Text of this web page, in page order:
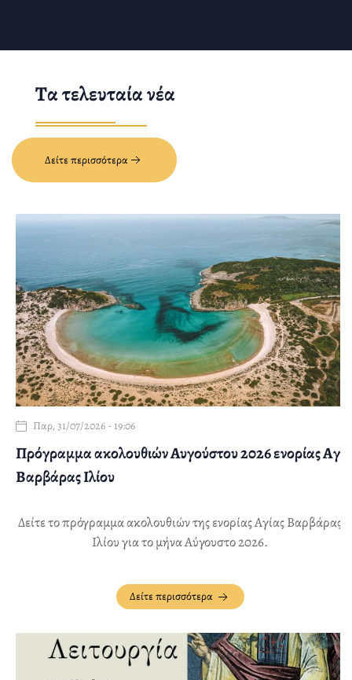
Τα τελευταία νέα
Δείτε περισσότερα
Παρ, 31/07/2026 - 19:06
Πρόγραμμα ακολουθιών Αυγούστου 2026 ενορίας Αγ.
Βαρβάρας Ιλίου
Δείτε το πρόγραμμα ακολουθιών της ενορίας Αγίας Βαρβάρας
Ιλίου για το μήνα Αύγουστο 2026.
Δείτε περισσότερα